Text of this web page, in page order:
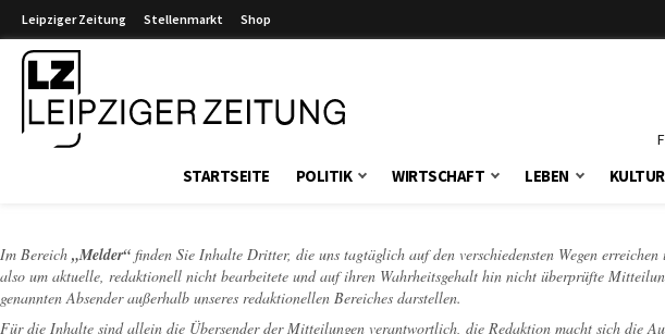
Leipziger Zeitung Stellenmarkt Shop
STARTSEITE POLITIK WIRTSCHAFT LEBEN KULTUR
Im Bereich „Melder“ finden Sie Inhalte Dritter, die uns tagtäglich auf den verschiedensten Wegen
also um aktuelle, redaktionell nicht bearbeitete und auf ihren Wahrheitsgehalt hin nicht überprüfte
genannten Absender außerhalb unseres redaktionellen Bereiches darstellen.
Für die Inhalte sind allein die Übersender der Mitteilungen verantwortlich, die Redaktion macht sich die